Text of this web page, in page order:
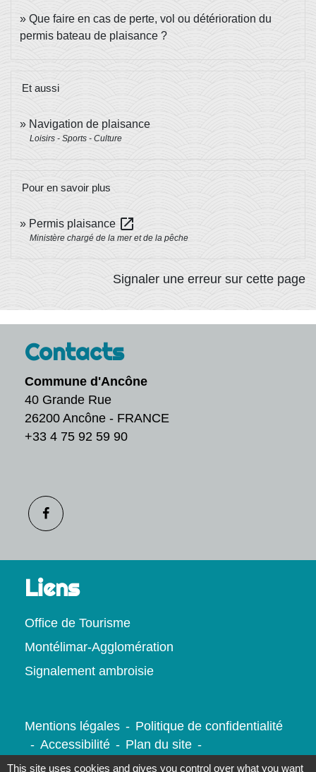
Que faire en cas de perte, vol ou détérioration du
permis bateau de plaisance ?
Et aussi
Navigation de plaisance
Loisirs - Sports - Culture
Pour en savoir plus
Permis plaisance open_in_new
Ministère chargé de la mer et de la pêche
Signaler une erreur sur cette page
Contacts
Commune d'Ancône
40 Grande Rue
26200 Ancône - FRANCE
+33 4 75 92 59 90
Liens
Office de Tourisme
Montélimar-Agglomération
Signalement ambroisie
Mentions légales - Politique de confidentialité
- Accessibilité - Plan du site -
Gestion des cookies
This site uses cookies and gives you control over what you want